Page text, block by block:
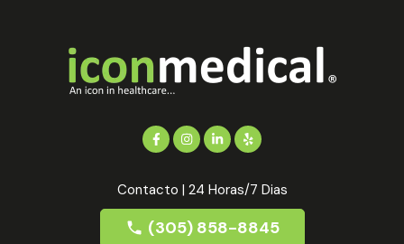
Contacto | 24 Horas/7 Dias
(305) 858-8845